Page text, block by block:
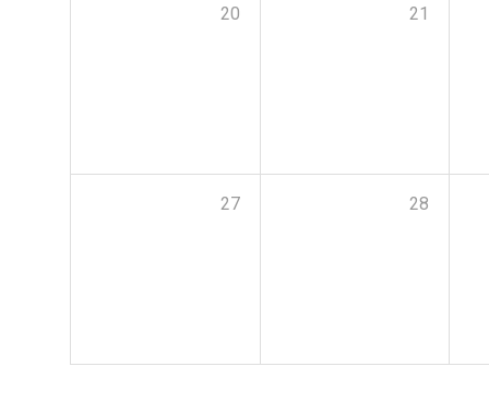
20 21
27 28